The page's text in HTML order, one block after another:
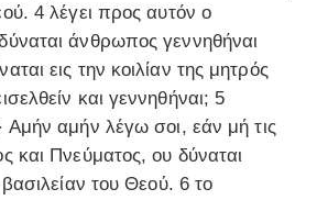
4 λέγει προς αυτόν ο
άνθρωπος γεννηθήναι
εις την κοιλίαν της μητρός
και γεννηθήναι; 5
Αμήν αμήν λέγω σοι, εάν μή τις
και Πνεύματος, ου δύναται
βασιλείαν του Θεού. 6 το